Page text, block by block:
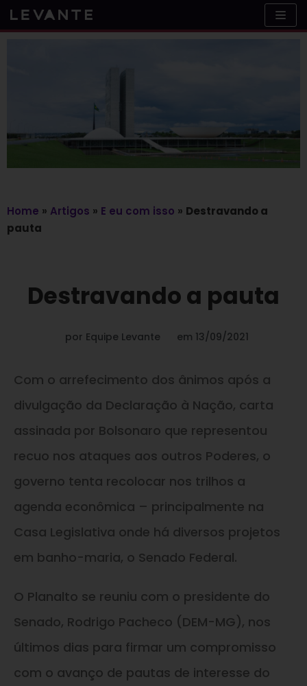
Skip
to
Home » Artigos » E eu com isso » Destravando a
pauta
Destravando a pauta
por Equipe Levante em 13/09/2021
Com o arrefecimento dos ânimos após a
divulgação da Declaração à Nação, carta
assinada por Bolsonaro que representou
recuo nos ataques aos outros Poderes, o
governo tenta recolocar nos trilhos a
agenda econômica – principalmente na
Casa Legislativa onde há diversos projetos
em banho-maria, o Senado Federal.
O Planalto se reuniu com o presidente do
Senado, Rodrigo Pacheco (DEM-MG), nos
últimos dias para firmar um compromisso
com o avanço de pautas de interesse do